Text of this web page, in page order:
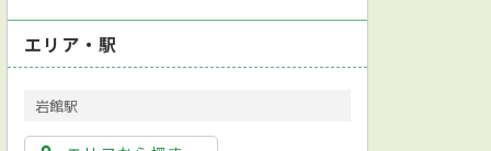
エリア・駅
岩館駅